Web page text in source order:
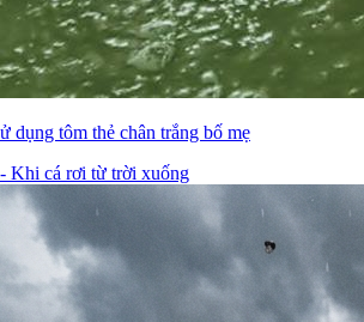
dụng tôm thẻ chân trắng bố mẹ
Khi cá rơi từ trời xuống